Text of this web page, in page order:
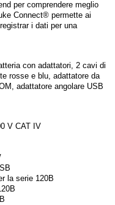
per comprendere meglio
Connect® permette ai
i dati per una
con adattatori, 2 cavi di
rosse e blu, adattatore da
adattatore angolare USB
V CAT IV
la serie 120B